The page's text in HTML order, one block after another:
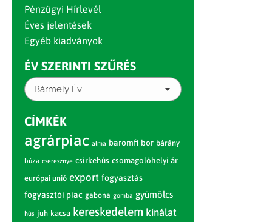
Pénzügyi Hírlevél
Éves jelentések
Egyéb kiadványok
ÉV SZERINTI SZŰRÉS
Bármely Év
CÍMKÉK
agrárpiac alma baromfi bor bárány
búza cseresznye csirkehús csomagolóhelyi ár
európai unió export fogyasztás
fogyasztói piac gabona gomba gyümölcs
hús juh kacsa kereskedelem kínálat